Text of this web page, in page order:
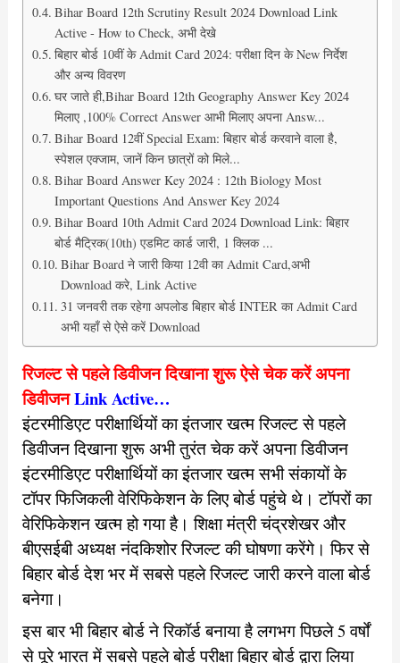
Bihar Board 12th Scrutiny Result 2024 Download Link
Active - How to Check, अभी देखे
बिहार बोर्ड 10वीं के Admit Card 2024: परीक्षा दिन के New निर्देश
और अन्य विवरण
घर जाते ही,Bihar Board 12th Geography Answer Key 2024
मिलाए ,100% Correct Answer आभी मिलाए अपना Answ...
Bihar Board 12वीं Special Exam: बिहार बोर्ड करवाने वाला है,
स्पेशल एक्जाम, जानें किन छात्रों को मिले...
Bihar Board Answer Key 2024 : 12th Biology Most
Important Questions And Answer Key 2024
Bihar Board 10th Admit Card 2024 Download Link: बिहार
बोर्ड मैट्रिक(10th) एडमिट कार्ड जारी, 1 क्लिक ...
Bihar Board ने जारी किया 12वी का Admit Card,अभी
Download करे, Link Active
31 जनवरी तक रहेगा अपलोड बिहार बोर्ड INTER का Admit Card
अभी यहाँ से ऐसे करें Download
रिजल्ट से पहले डिवीजन दिखाना शुरू ऐसे चेक करें अपना
डिवीजनLink Active…
इंटरमीडिएट परीक्षार्थियों का इंतजार खत्म रिजल्ट से पहले
डिवीजन दिखाना शुरू अभी तुरंत चेक करें अपना डिवीजन
इंटरमीडिएट परीक्षार्थियों का इंतजार खत्मसभी संकायों के
टॉपर फिजिकली वेरिफिकेशन के लिए बोर्ड पहुंचे थे। टॉपरों का
वेरिफिकेशन खत्म हो गया है। शिक्षा मंत्री चंद्रशेखर और
बीएसईबी अध्यक्ष नंदकिशोर रिजल्ट की घोषणा करेंगे। फिर से
बिहार बोर्ड देश भर में सबसे पहले रिजल्ट जारी करने वाला बोर्ड
बनेगा।
इस बार भी बिहार बोर्ड ने रिकॉर्ड बनाया है लगभग पिछले 5 वर्षों
से पूरे भारत में सबसे पहले बोर्ड परीक्षा बिहार बोर्ड द्वारा लिया